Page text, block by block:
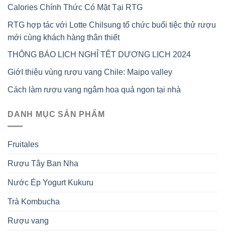
Calories Chính Thức Có Mặt Tại RTG
RTG hợp tác với Lotte Chilsung tổ chức buổi tiệc thử rượu
mới cùng khách hàng thân thiết
THÔNG BÁO LỊCH NGHỈ TẾT DƯƠNG LỊCH 2024
GiớI thiệu vùng rượu vang Chile: Maipo valley
Cách làm rượu vang ngâm hoa quả ngon tại nhà
DANH MỤC SẢN PHẨM
Fruitales
Rượu Tây Ban Nha
Nước Ép Yogurt Kukuru
Trà Kombucha
Rượu vang